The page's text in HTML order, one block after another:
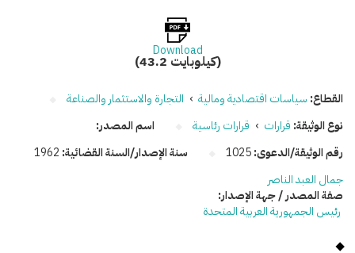
Download
(43.2 كيلوبايت)
القطاع: سياسات اقتصادية ومالية › التجارة والاستثمار والصناعة
نوع الوثيقة: قرارات › قرارات رئاسية
رقم الوثيقة/الدعوى:1025 سنة الإصدار/السنة القضائية: 1962
اسم المصدر:
جمال العبد الناصر
صفة المصدر / جهة الإصدار:
رئيس الجمهورية العربية المتحدة